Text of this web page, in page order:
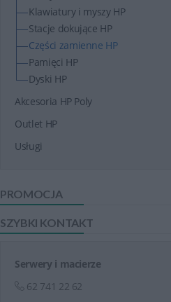
Klawiatury i myszy HP
Stacje dokujące HP
Części zamienne HP
Pamięci HP
Dyski HP
Akcesoria HP Poly
Outlet HP
Usługi
PROMOCJA
SZYBKI KONTAKT
Serwery i macierze
62 741 22 62